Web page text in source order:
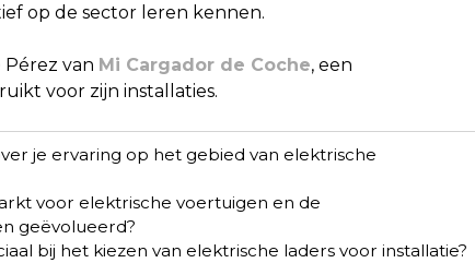
op de sector leren kennen.
Pérez van Mi Cargador de Coche, een
voor zijn installaties.
je ervaring op het gebied van elektrische
voor elektrische voertuigen en de
geëvolueerd?
bij het kiezen van elektrische laders voor installatie?